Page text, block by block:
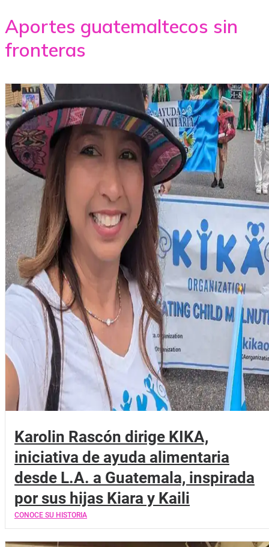
Aportes guatemaltecos sin
fronteras
Karolin Rascón dirige KIKA,
iniciativa de ayuda alimentaria
desde L.A. a Guatemala, inspirada
por sus hijas Kiara y Kaili
CONOCE SU HISTORIA